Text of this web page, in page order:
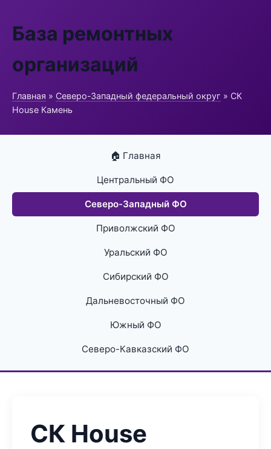
База ремонтных
организаций
Главная » Северо-Западный федеральный округ » СК
House Камень
🏠 Главная
Центральный ФО
Северо-Западный ФО
Приволжский ФО
Уральский ФО
Сибирский ФО
Дальневосточный ФО
Южный ФО
Северо-Кавказский ФО
СК House